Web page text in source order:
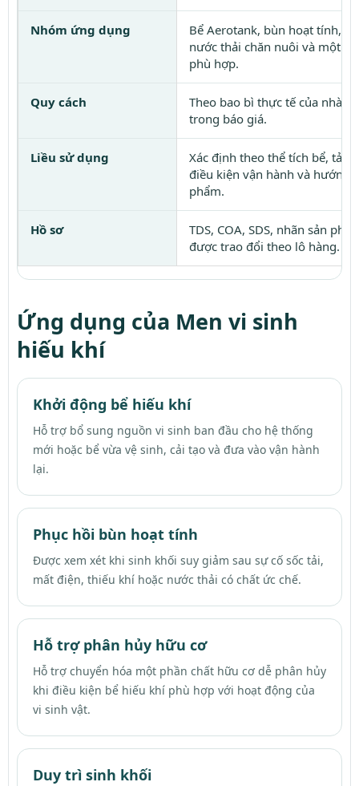
Nhóm ứng dụng
Bể Aerotank, bùn hoạt tính,
nước thải chăn nuôi và một
phù hợp.
Quy cách
Theo bao bì thực tế của nhà
trong báo giá.
Liều sử dụng
Xác định theo thể tích bể, tải
điều kiện vận hành và hướng
phẩm.
Hồ sơ
TDS, COA, SDS, nhãn sản
được trao đổi theo lô hàng.
Ứng dụng của Men vi sinh
hiếu khí
Khởi động bể hiếu khí
Hỗ trợ bổ sung nguồn vi sinh ban đầu cho hệ thống
mới hoặc bể vừa vệ sinh, cải tạo và đưa vào vận hành
lại.
Phục hồi bùn hoạt tính
Được xem xét khi sinh khối suy giảm sau sự cố sốc tải,
mất điện, thiếu khí hoặc nước thải có chất ức chế.
Hỗ trợ phân hủy hữu cơ
Hỗ trợ chuyển hóa một phần chất hữu cơ dễ phân hủy
khi điều kiện bể hiếu khí phù hợp với hoạt động của
vi sinh vật.
Duy trì sinh khối